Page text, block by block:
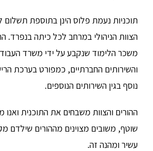
תוכניות נעמת פלוס הינן בתוספת תשלום
הצוות הניהולי במרחב לכל כיתה בנפרד.
משכר הלימוד שנקבע על ידי משרד
והשירותים החברתיים, כמפורט בערכת
נוסף בגין השירותים הנוספים.
ההורים והצוות משבחים את התוכנית ואנו
שוטף, משובים מצוינים מההורים שילדם
עשיר ומהנה זה.